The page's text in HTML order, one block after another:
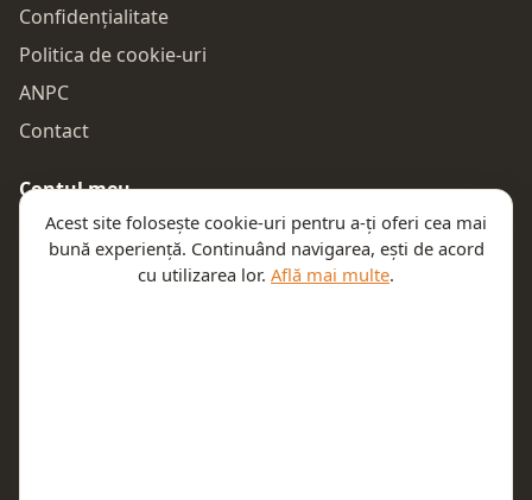
Confidențialitate
Politica de cookie-uri
ANPC
Contact
Contul meu
Autentificare
Comenzile mele
Acest site folosește cookie-uri pentru a-ți oferi cea mai
bună experiență. Continuând navigarea, ești de acord
cu utilizarea lor. Află mai multe.